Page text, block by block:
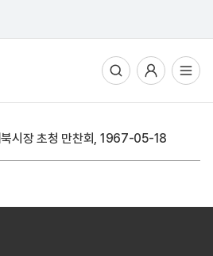
전체메뉴열기
북시장 초청 만찬회, 1967-05-18